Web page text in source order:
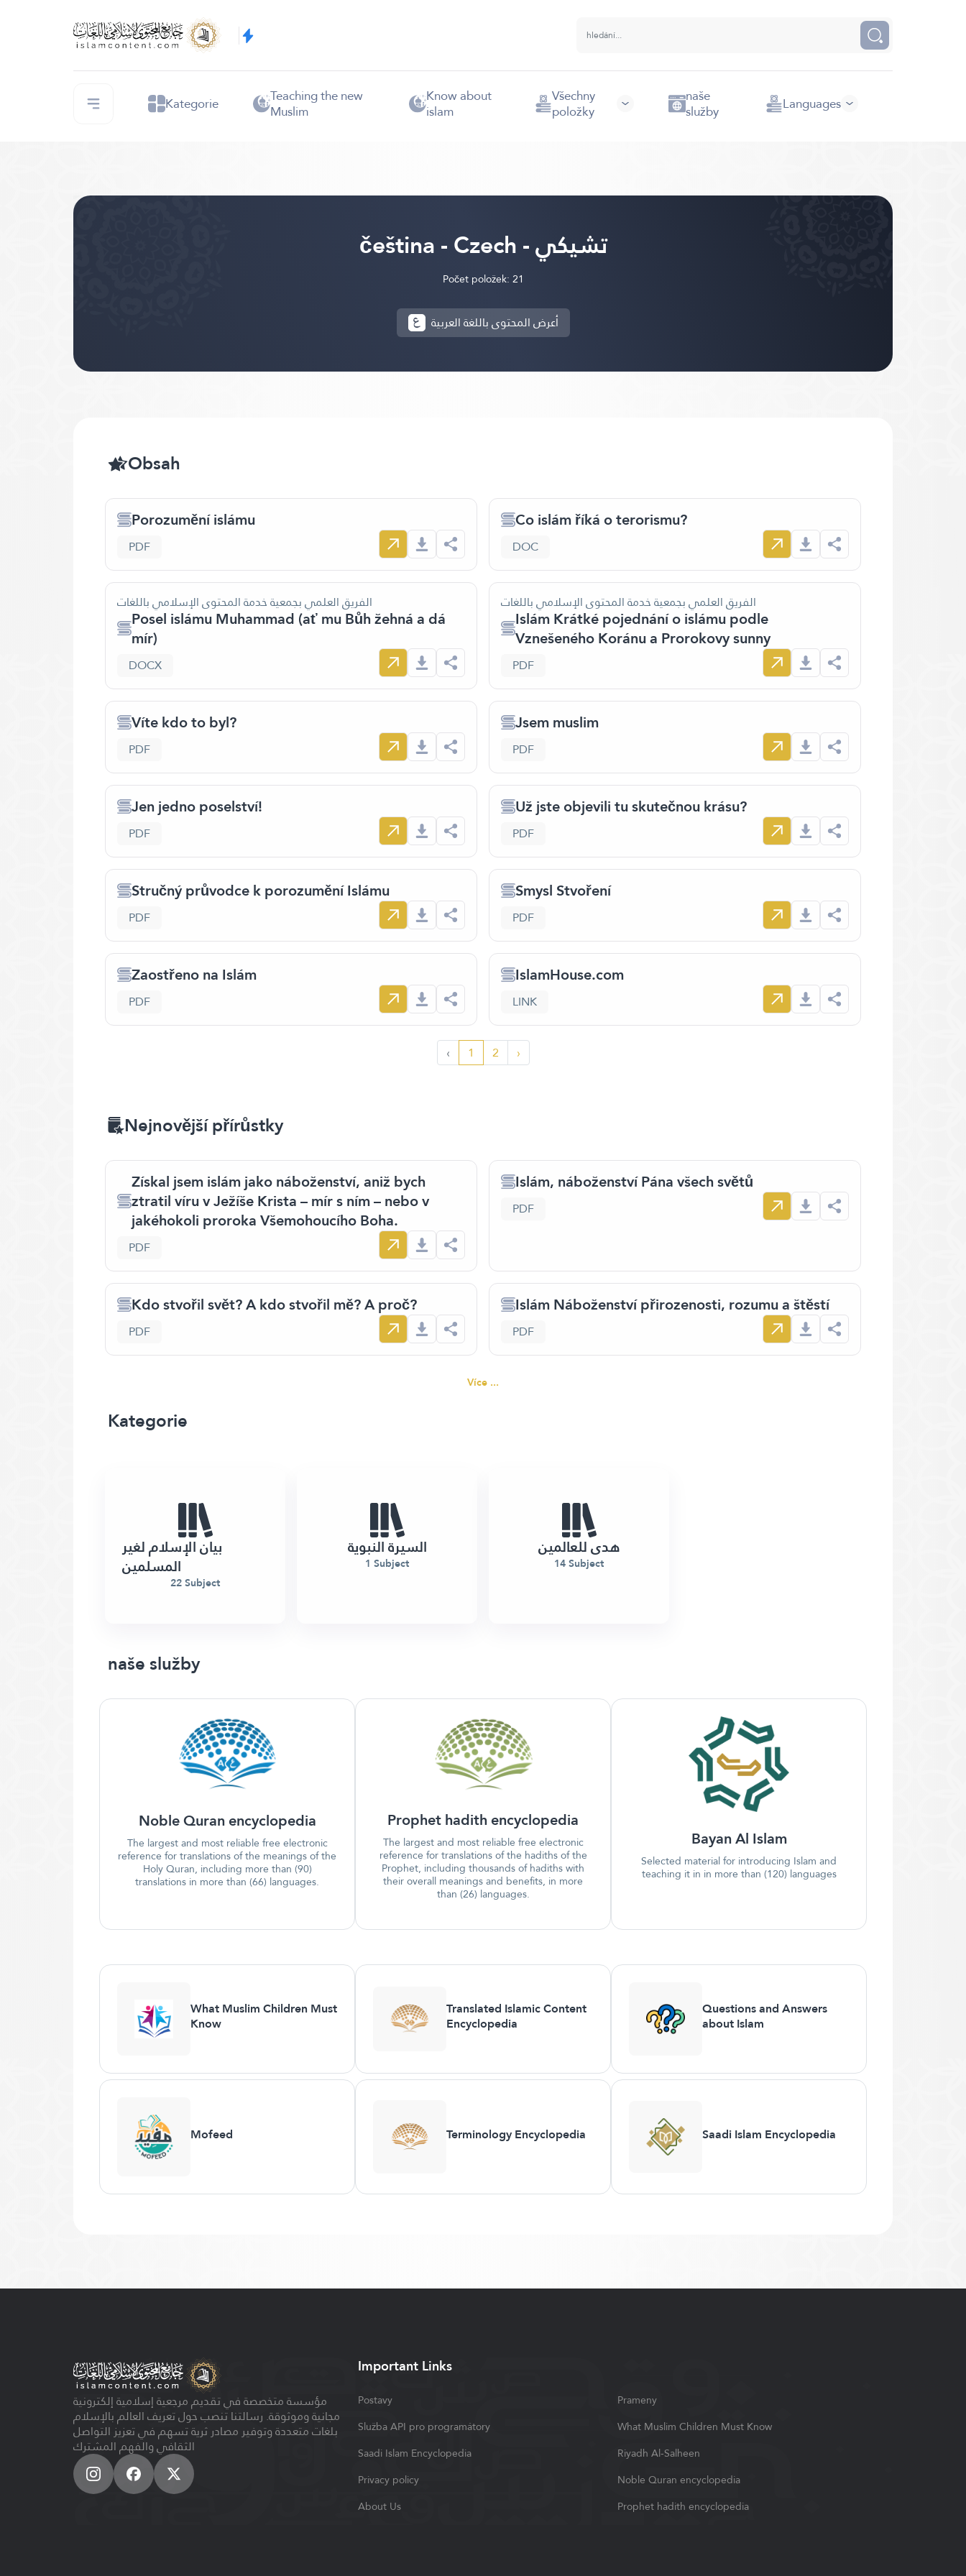
Kategorie Teaching the new
Muslim
Know about
islam
Všechny
položky
naše
služby Languages
čeština - Czech - تشيكي
Počet položek: 21
أعرض المحتوى باللغة العربية
Obsah
Porozumění islámu
PDF
Co islám říká o terorismu?
DOC
الفريق العلمي بجمعية خدمة المحتوى الإسلامي باللغات
Posel islámu Muhammad (ať mu Bůh žehná a dá
mír)
DOCX
الفريق العلمي بجمعية خدمة المحتوى الإسلامي باللغات
Islám Krátké pojednání o islámu podle
Vznešeného Koránu a Prorokovy sunny
PDF
Víte kdo to byl?
PDF
Jsem muslim
PDF
Jen jedno poselství!
PDF
Už jste objevili tu skutečnou krásu?
PDF
Stručný průvodce k porozumění Islámu
PDF
Smysl Stvoření
PDF
Zaostřeno na Islám
PDF
IslamHouse.com
LINK
‹ 1 2 ›
Nejnovější přírůstky
Získal jsem islám jako náboženství, aniž bych
ztratil víru v Ježíše Krista – mír s ním – nebo v
jakéhokoli proroka Všemohoucího Boha.
PDF
Islám, náboženství Pána všech světů
PDF
Kdo stvořil svět? A kdo stvořil mě? A proč?
PDF
Islám Náboženství přirozenosti, rozumu a štěstí
PDF
Více ...
Kategorie
بيان الإسلام لغير
المسلمين
22 Subject
السيرة النبوية
1 Subject
هدى للعالمين
14 Subject
naše služby
Noble Quran encyclopedia
The largest and most reliable free electronic
reference for translations of the meanings of the
Holy Quran, including more than (90)
translations in more than (66) languages.
Prophet hadith encyclopedia
The largest and most reliable free electronic
reference for translations of the hadiths of the
Prophet, including thousands of hadiths with
their overall meanings and benefits, in more
than (26) languages.
Bayan Al Islam
Selected material for introducing Islam and
teaching it in in more than (120) languages
What Muslim Children Must
Know
Translated Islamic Content
Encyclopedia
Questions and Answers
about Islam
Mofeed Terminology Encyclopedia Saadi Islam Encyclopedia
مؤسسة متخصصة في تقديم مرجعية إسلامية إلكترونية
مجانية وموثوقة. رسالتنا تنصب حول تعريف العالم بالإسلام
بلغات متعددة وتوفير مصادر ثرية تسهم في تعزيز التواصل
الثقافي والفهم المشترك
Important Links
Postavy
Prameny
Služba API pro programátory
What Muslim Children Must Know
Saadi Islam Encyclopedia
Riyadh Al-Salheen
Privacy policy
Noble Quran encyclopedia
About Us
Prophet hadith encyclopedia